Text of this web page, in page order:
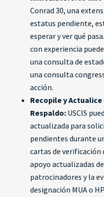
Conrad 30, una
estatus pendiente,
esperar y ver qué
con experiencia
una consulta de
una consulta
acción.
Recopile y
Respaldo:USCIS
actualizada para
pendientes durante
cartas de verificación
apoyo actualizadas
patrocinadores y la
designación MUA o